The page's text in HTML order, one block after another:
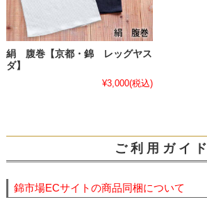
絹 腹巻【京都・錦 レッグヤス
ダ】
¥3,000(税込)
ご 利 用 ガ イ ド
錦市場ECサイトの商品同梱について